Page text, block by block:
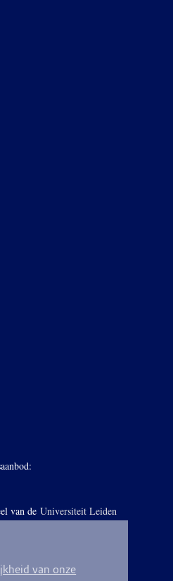
van onze
van de Universiteit Leiden